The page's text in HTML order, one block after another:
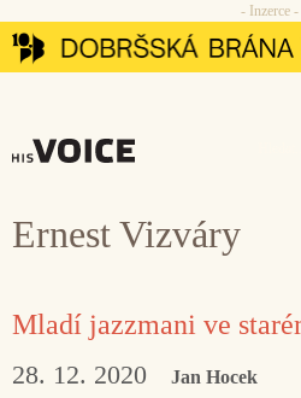
Přeskočit
na
- Inzerce -
Ernest Vizváry
Mladí jazzmani ve
28. 12. 2020 Jan Hocek